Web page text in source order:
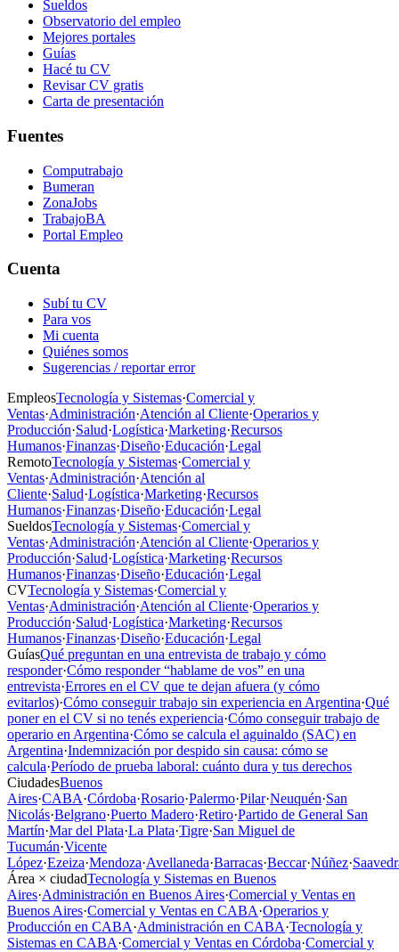
Sueldos
Observatorio del empleo
Mejores portales
Guías
Hacé tu CV
Revisar CV gratis
Carta de presentación
Fuentes
Computrabajo
Bumeran
ZonaJobs
TrabajoBA
Portal Empleo
Cuenta
Subí tu CV
Para vos
Mi cuenta
Quiénes somos
Sugerencias / reportar error
EmpleosTecnología y Sistemas·Comercial y
Ventas·Administración·Atención al Cliente·Operarios y
Producción·Salud·Logística·Marketing·Recursos
Humanos·Finanzas·Diseño·Educación·Legal
RemotoTecnología y Sistemas·Comercial y
Ventas·Administración·Atención al
Cliente·Salud·Logística·Marketing·Recursos
Humanos·Finanzas·Diseño·Educación·Legal
SueldosTecnología y Sistemas·Comercial y
Ventas·Administración·Atención al Cliente·Operarios y
Producción·Salud·Logística·Marketing·Recursos
Humanos·Finanzas·Diseño·Educación·Legal
CVTecnología y Sistemas·Comercial y
Ventas·Administración·Atención al Cliente·Operarios y
Producción·Salud·Logística·Marketing·Recursos
Humanos·Finanzas·Diseño·Educación·Legal
GuíasQué preguntan en una entrevista de trabajo y cómo
responder·Cómo responder “hablame de vos” en una
entrevista·Errores en el CV que te dejan afuera (y cómo
evitarlos)·Cómo conseguir trabajo sin experiencia en Argentina·Qué
poner en el CV si no tenés experiencia·Cómo conseguir trabajo de
operario en Argentina·Cómo se calcula el aguinaldo (SAC) en
Argentina·Indemnización por despido sin causa: cómo se
calcula·Período de prueba laboral: cuánto dura y tus derechos
CiudadesBuenos
Aires·CABA·Córdoba·Rosario·Palermo·Pilar·Neuquén·San
Nicolás·Belgrano·Puerto Madero·Retiro·Partido de General San
Martín·Mar del Plata·La Plata·Tigre·San Miguel de
Tucumán·Vicente
López·Ezeiza·Mendoza·Avellaneda·Barracas·Beccar·Núñez·
Área × ciudadTecnología y Sistemas en Buenos
Aires·Administración en Buenos Aires·Comercial y Ventas en
Buenos Aires·Comercial y Ventas en CABA·Operarios y
Producción en CABA·Administración en CABA·Tecnología y
Sistemas en CABA·Comercial y Ventas en Córdoba·Comercial y